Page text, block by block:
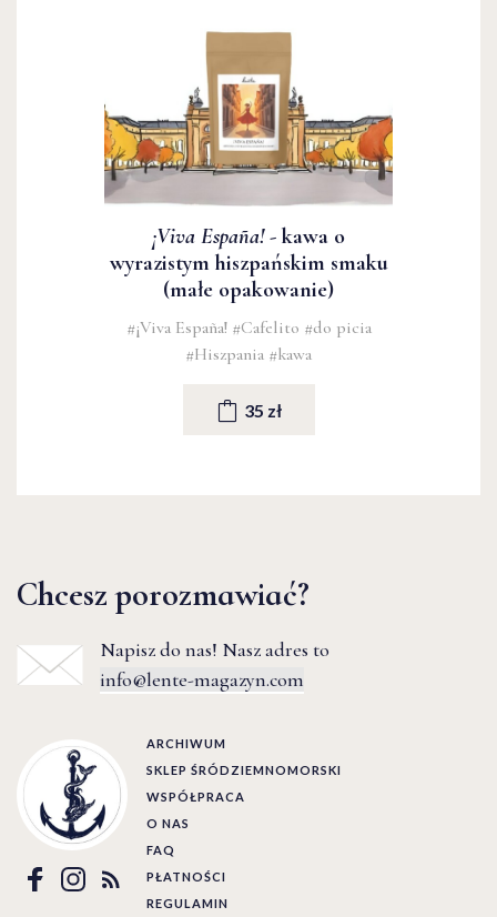
¡Viva España!- kawa o
wyrazistym hiszpańskim smaku
(małe opakowanie)
#¡Viva España! #Cafelito #do picia
#Hiszpania #kawa
35 zł
Chcesz porozmawiać?
Napisz do nas! Nasz adres to
info@lente-magazyn.com
ARCHIWUM
SKLEP ŚRÓDZIEMNOMORSKI
WSPÓŁPRACA
O NAS
FAQ
PŁATNOŚCI
REGULAMIN